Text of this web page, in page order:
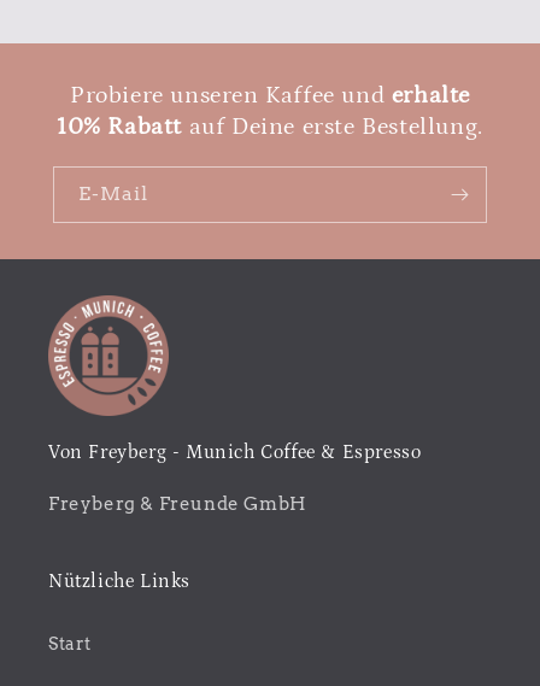
Probiere unseren Kaffee und erhalte
10% Rabatt auf Deine erste Bestellung.
E-Mail
Von Freyberg - Munich Coffee & Espresso
Freyberg & Freunde GmbH
Nützliche Links
Start